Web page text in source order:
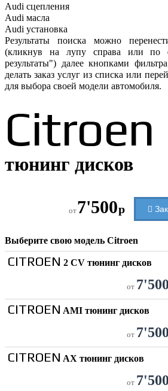
Audi сцепления
Audi масла
Audi установка
Результаты поиска можно
(кликнув на лупу справа или по
результаты") далее кнопками
делать заказ услуг из списка или
для выбора своей модели автомобиля.
Citroen
тюнинг дисков
от7'500р
Выберите свою модель Citroen
CITROEN 2 CV тюнинг дисков
от 7'500
CITROEN AMI тюнинг дисков
от 7'500
CITROEN AX тюнинг дисков
от 7'500